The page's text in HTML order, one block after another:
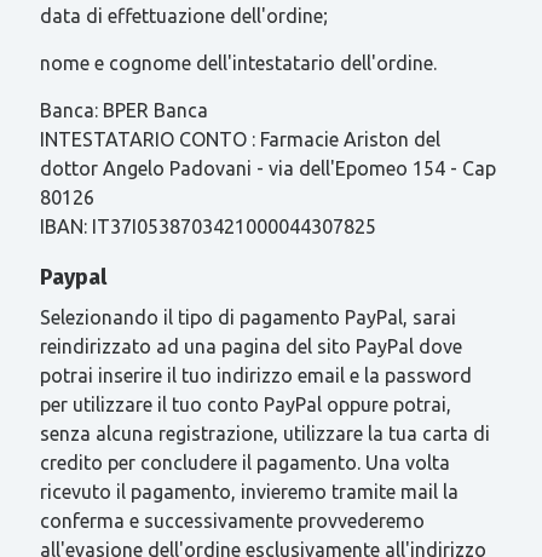
data di effettuazione dell'ordine;
nome e cognome dell'intestatario dell'ordine.
Banca: BPER Banca
INTESTATARIO CONTO : Farmacie Ariston del
dottor Angelo Padovani - via dell'Epomeo 154 - Cap
80126
IBAN: IT37I0538703421000044307825
Paypal
Selezionando il tipo di pagamento PayPal, sarai
reindirizzato ad una pagina del sito PayPal dove
potrai inserire il tuo indirizzo email e la password
per utilizzare il tuo conto PayPal oppure potrai,
senza alcuna registrazione, utilizzare la tua carta di
credito per concludere il pagamento. Una volta
ricevuto il pagamento, invieremo tramite mail la
conferma e successivamente provvederemo
all'evasione dell'ordine esclusivamente all'indirizzo